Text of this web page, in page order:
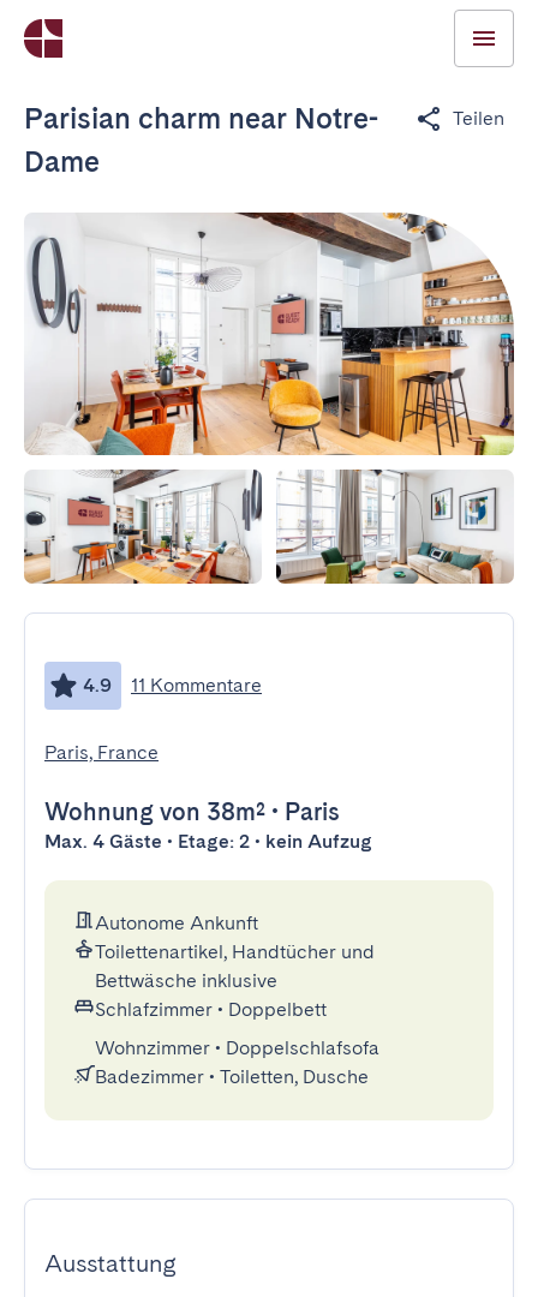
Parisian charm near Notre-
Dame
Teilen
4.9 11 Kommentare
Paris, France
Wohnung von 38m² • Paris
Max. 4 Gäste • Etage: 2 • kein Aufzug
Autonome Ankunft
Toilettenartikel, Handtücher und
Bettwäsche inklusive
Schlafzimmer • Doppelbett
Wohnzimmer • Doppelschlafsofa
Badezimmer • Toiletten, Dusche
Ausstattung